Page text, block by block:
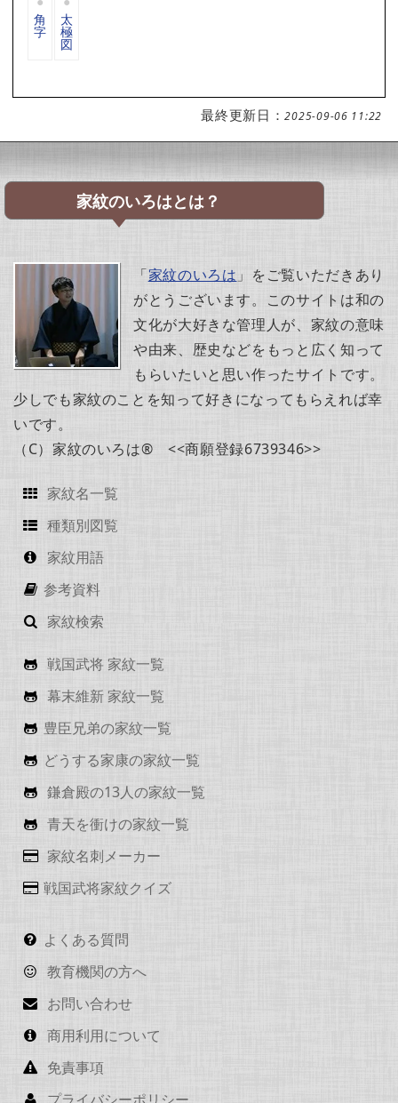
角
字
太
極
図
最終更新日：2025-09-06 11:22
家紋のいろはとは？
「家紋のいろは 」をご覧いただきあり
がとうございます。このサイトは和の
文化が大好きな管理人が、家紋の意味
や由来、歴史などをもっと広く知って
もらいたいと思い作ったサイトです。
少しでも家紋のことを知って好きになってもらえれば幸
いです。
（C）家紋のいろは® <<商願登録6739346>>
家紋名一覧
種類別図覧
家紋用語
参考資料
家紋検索
戦国武将 家紋一覧
幕末維新 家紋一覧
豊臣兄弟の家紋一覧
どうする家康の家紋一覧
鎌倉殿の13人の家紋一覧
青天を衝けの家紋一覧
家紋名刺メーカー
戦国武将家紋クイズ
よくある質問
教育機関の方へ
お問い合わせ
商用利用について
免責事項